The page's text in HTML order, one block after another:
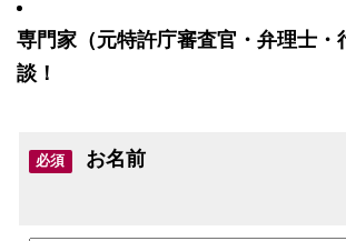
専門家（元特許庁審査官・弁理士・
談！
必須 お名前